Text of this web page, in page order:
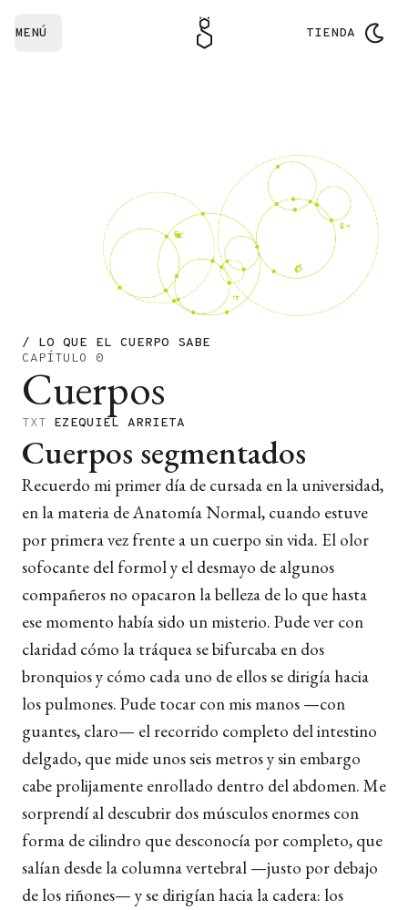
MENÚ TIENDA
/ LO QUE EL CUERPO SABE
CAPÍTULO 0
Cuerpos
TXT EZEQUIEL ARRIETA
Cuerpos segmentados
Recuerdo mi primer día de cursada en la universidad,
en la materia de Anatomía Normal, cuando estuve
por primera vez frente a un cuerpo sin vida. El olor
sofocante del formol y el desmayo de algunos
compañeros no opacaron la belleza de lo que hasta
ese momento había sido un misterio. Pude ver con
claridad cómo la tráquea se bifurcaba en dos
bronquios y cómo cada uno de ellos se dirigía hacia
los pulmones. Pude tocar con mis manos —con
guantes, claro— el recorrido completo del intestino
delgado, que mide unos seis metros y sin embargo
cabe prolijamente enrollado dentro del abdomen. Me
sorprendí al descubrir dos músculos enormes con
forma de cilindro que desconocía por completo, que
salían desde la columna vertebral —justo por debajo
de los riñones— y se dirigían hacia la cadera: los